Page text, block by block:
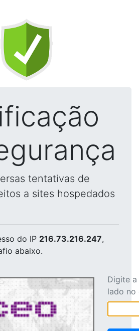
tentativas de
a sites hospedados
do IP 216.73.216.247,
abaixo.
Digite
lado no